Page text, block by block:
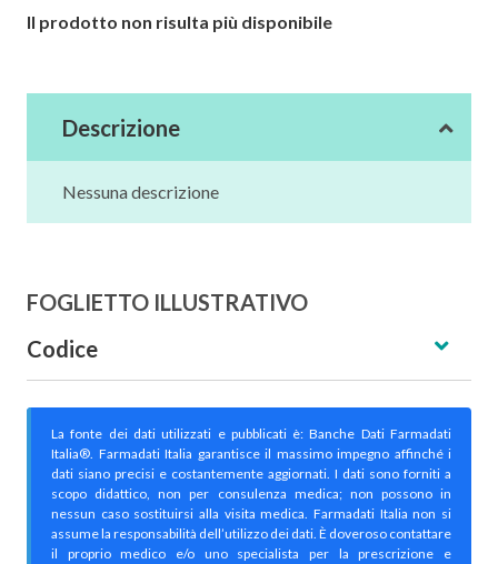
Il prodotto non risulta più disponibile
Descrizione
Nessuna descrizione
FOGLIETTO ILLUSTRATIVO
Codice
La fonte dei dati utilizzati e pubblicati è: Banche Dati Farmadati
Italia®. Farmadati Italia garantisce il massimo impegno affinché i
dati siano precisi e costantemente aggiornati. I dati sono forniti a
scopo didattico, non per consulenza medica; non possono in
nessun caso sostituirsi alla visita medica. Farmadati Italia non si
assume la responsabilità dell’utilizzo dei dati. È doveroso contattare
il proprio medico e/o uno specialista per la prescrizione e